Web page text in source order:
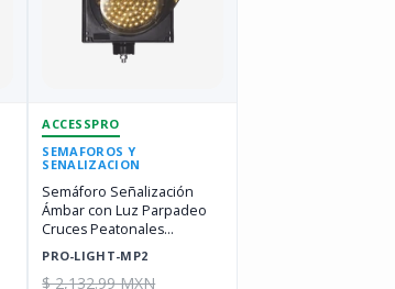
ACCESSPRO
SEMAFOROS Y
SENALIZACION
PRO-LIGHT-MP2
Semáforo Señalización
Ámbar con Luz Parpadeo
Cruces Peatonales
Escolares ACCESSPRO
PRO-LIGHT-MP2
$ 2,132.99 MXN